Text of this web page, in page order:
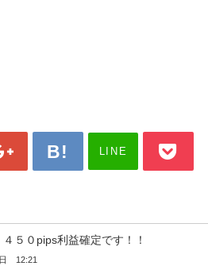
LINE
５０pips利益確定です！！
12:21